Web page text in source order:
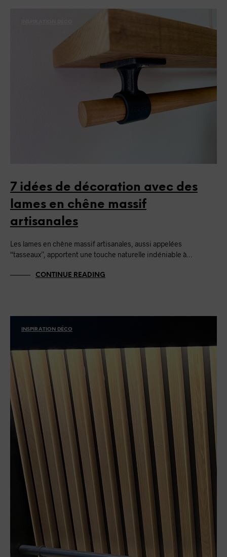
7 idées de décoration avec des
lames en chêne massif
artisanales
Les lames en chêne massif artisanales, aussi appelées
“tasseaux”, apportent une touche naturelle indéniable à…
CONTINUE READING
INSPIRATION DÉCO